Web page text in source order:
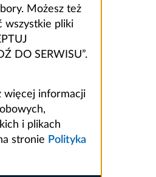
Możesz też
wszystkie pliki
DO SERWISU”.
więcej informacji
i plikach
stronie Polityka